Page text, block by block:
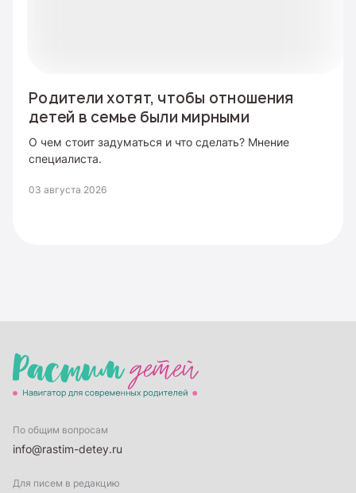
Родители хотят, чтобы отношения
детей в семье были мирными
О чем стоит задуматься и что сделать? Мнение
специалиста.
03 августа 2026
По общим вопросам
info@rastim-detey.ru
Для писем в редакцию